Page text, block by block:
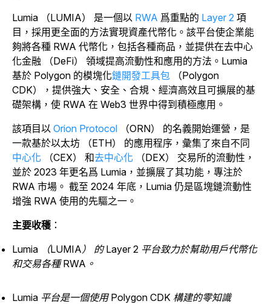
Lumia （LUMIA） 是一個以 RWA 爲重點的 Layer 2 項
目，採用更全面的方法實現資產代幣化。該平台使企業能
夠將各種 RWA 代幣化，包括各種商品，並提供在去中心
化金融 （DeFi） 領域提高流動性和應用的方法。 Lumia
基於 Polygon 的模塊化鏈開發工具包 （Polygon
CDK），提供強大、安全、合規、經濟高效且可擴展的基
礎架構，使 RWA 在 Web3 世界中得到積極應用。
該項目以 Orion Protocol （ORN） 的名義開始運營 ，是
一款基於以太坊 （ETH） 的應用程序，彙集了來自不同
中心化
（CEX） 和去中心化 （DEX） 交易所的流動性，
並於 2023 年更名爲 Lumia，並擴展了其功能，專注於
RWA 市場。 截至 2024 年底，Lumia 仍是區塊鏈流動性
增強 RWA 使用的先驅之一。
主要收穫 ：
Lumia （LUMIA） 的 Layer 2 平台致力於幫助用戶代幣化
和交易各種 RWA。
Lumia 平台是一個使用 Polygon CDK 構建的零知識